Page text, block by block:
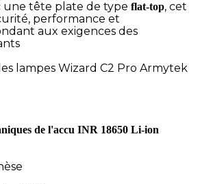
une tête plate de type flat-top, cet
performance et
aux exigences des
lampes Wizard C2 Pro Armytek
de l'accu INR 18650 Li-ion